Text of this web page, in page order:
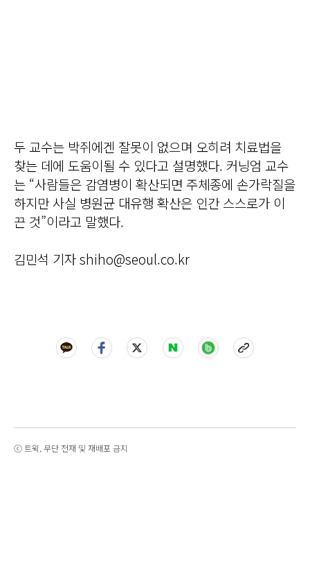
두 교수는 박쥐에겐 잘못이 없으며 오히려 치료법을
찾는 데에 도움이될 수 있다고 설명했다. 커닝엄 교수
는 “사람들은 감염병이 확산되면 주체종에 손가락질을
하지만 사실 병원균 대유행 확산은 인간 스스로가 이
끈 것”이라고 말했다.
김민석 기자 shiho@seoul.co.kr
ⓒ 트윅, 무단 전재 및 재배포 금지